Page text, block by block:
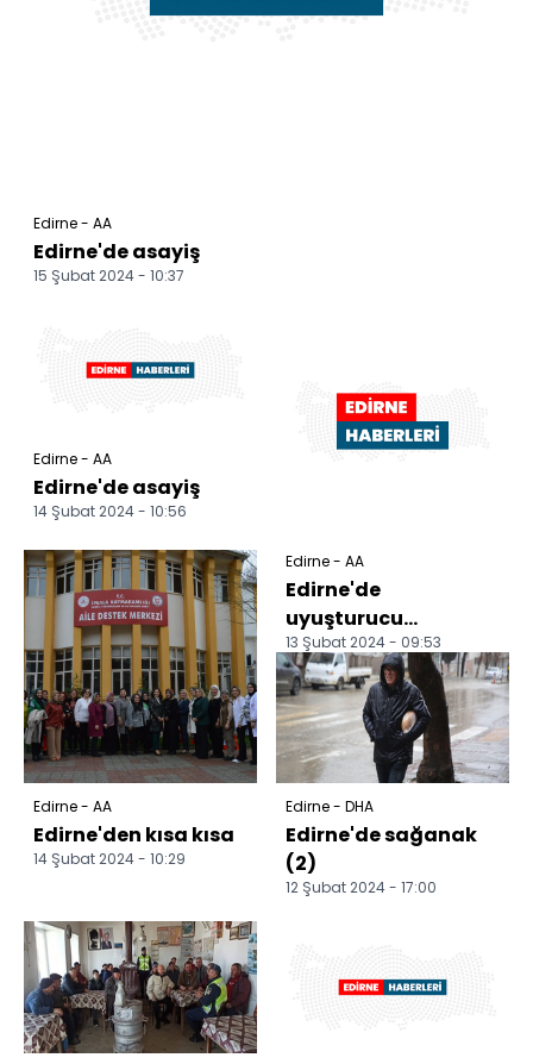
Edirne - AA
Edirne'de asayiş
15 Şubat 2024 - 10:37
Edirne - AA
Edirne'de asayiş
14 Şubat 2024 - 10:56
Edirne - AA
Edirne'den kısa kısa
14 Şubat 2024 - 10:29
Edirne - AA
Edirne'de
uyuşturucu
operasyonlarında 7
şüpheli yakalandı
13 Şubat 2024 - 09:53
Edirne - DHA
Edirne'de sağanak
(2)
12 Şubat 2024 - 17:00